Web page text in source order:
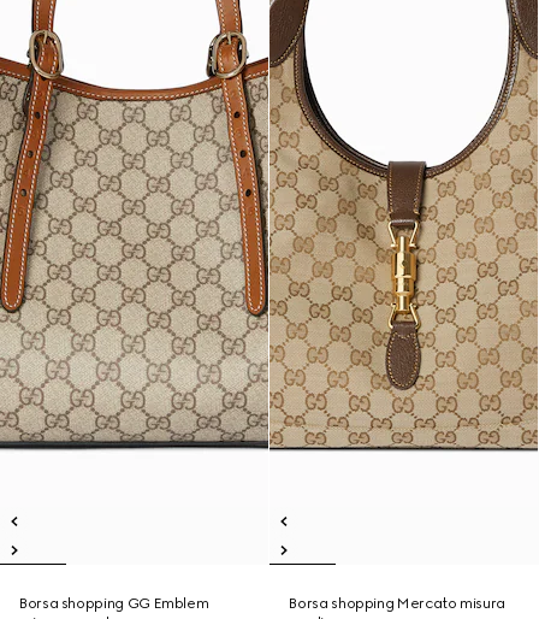
Borsa shopping GG Emblem
Borsa shopping Mercato misura